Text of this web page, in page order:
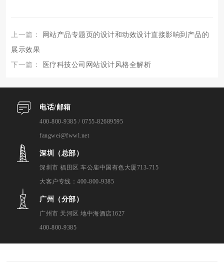
上一篇：
网站产品专题页的设计和动效设计直接影响到产品的
展示效果
下一篇：
医疗科技公司网站设计风格全解析
电话/邮箱
400-800-9385 / 0755-82689595
fangwei@fwwl.net
深圳（总部）
深圳市 福田区 车公庙中国有色大厦713-715
大客户专线：400-800-9385
广州（分部）
广州市 天河区 地中海酒店1627
400-800-9385